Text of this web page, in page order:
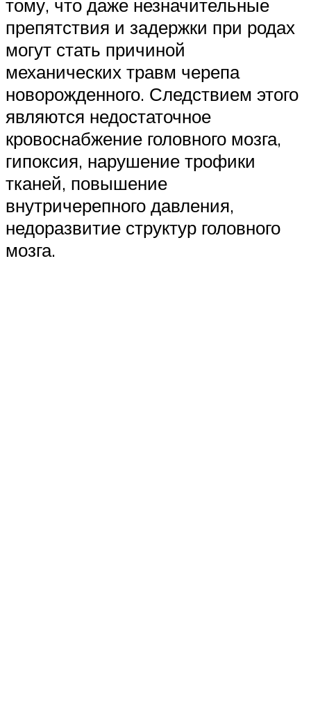
тому, что даже незначительные
препятствия и задержки при родах
могут стать причиной
механических травм черепа
новорожденного. Следствием этого
являются недостаточное
кровоснабжение головного мозга,
гипоксия, нарушение трофики
тканей, повышение
внутричерепного давления,
недоразвитие структур головного
мозга.